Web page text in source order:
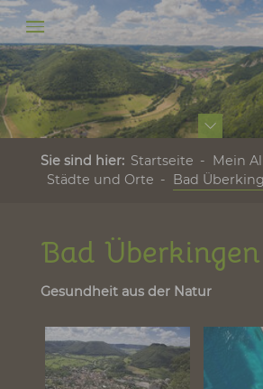
Zum Hauptinhalt springen
Sie sind hier:
Startseite
Bad
Gesundheit aus der Natur